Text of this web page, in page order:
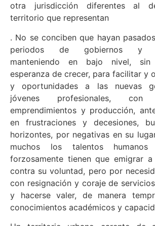
otra jurisdicción diferentes al
territorio que representan
. No se conciben que hayan
periodos de gobiernos y
manteniendo en bajo nivel, sin
esperanza de crecer, para facilitar y
y oportunidades a las nuevas
jóvenes profesionales,
emprendimientos y producción,
en frustraciones y decesiones,
horizontes, por negativas en su
muchos los talentos
forzosamente tienen que emigrar a
contra su voluntad, pero por
con resignación y coraje de
y hacerse valer, de manera
conocimientos académicos y